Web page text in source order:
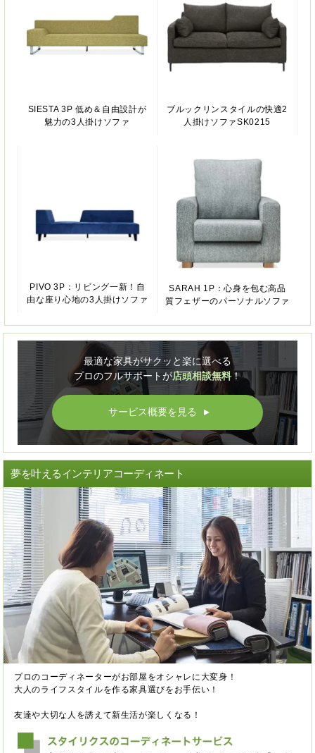
SIESTA 3P 低め＆自由設計が
魅力の3人掛けソファ
ブルックリンスタイルの快適2
人掛けソファSK0215
PIVO 3P：リビング一新！自
由な座り心地の3人掛けソファ
SARAH 1P：心身を包む高品
質フェザーのパーソナルソファ
最適な家具がサクッと楽に選べる
プロのフルサポートが店頭相談無料！
サービス概要を見る ▲
夢を叶えるインテリアコーディネート
プロのコーディネーターがお部屋をオシャレに大変身！
大人のライフスタイルを作る家具選びをお手伝い！
友達や大切な人を誘えて新生活が楽しくなる！